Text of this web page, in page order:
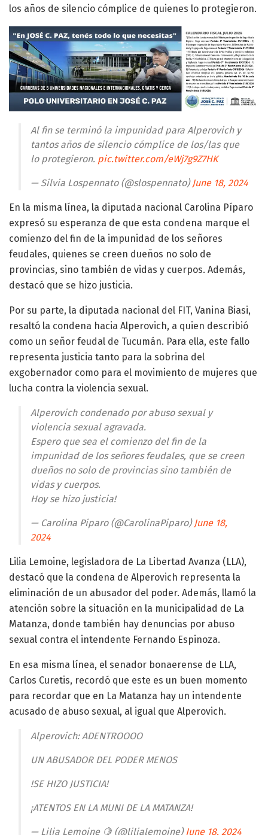
los años de silencio cómplice de quienes lo protegieron.
Al fin se terminó la impunidad para Alperovich y
tantos años de silencio cómplice de los/las que
lo protegieron. pic.twitter.com/eWj7g9Z7HK
— Silvia Lospennato (@slospennato)June 18, 2024
En la misma línea, la diputada nacional Carolina Píparo
expresó su esperanza de que esta condena marque el
comienzo del fin de la impunidad de los señores
feudales, quienes se creen dueños no solo de
provincias, sino también de vidas y cuerpos. Además,
destacó que se hizo justicia.
Por su parte, la diputada nacional del FIT, Vanina Biasi,
resaltó la condena hacia Alperovich, a quien describió
como un señor feudal de Tucumán. Para ella, este fallo
representa justicia tanto para la sobrina del
exgobernador como para el movimiento de mujeres que
lucha contra la violencia sexual.
Alperovich condenado por abuso sexual y
violencia sexual agravada.
Espero que sea el comienzo del fin de la
impunidad de los señores feudales, que se creen
dueños no solo de provincias sino también de
vidas y cuerpos.
Hoy se hizo justicia!
— Carolina Piparo (@CarolinaPiparo)June 18,
2024
Lilia Lemoine, legisladora de La Libertad Avanza (LLA),
destacó que la condena de Alperovich representa la
eliminación de un abusador del poder. Además, llamó la
atención sobre la situación en la municipalidad de La
Matanza, donde también hay denuncias por abuso
sexual contra el intendente Fernando Espinoza.
En esa misma línea, el senador bonaerense de LLA,
Carlos Curetis, recordó que este es un buen momento
para recordar que en La Matanza hay un intendente
acusado de abuso sexual, al igual que Alperovich.
Alperovich: ADENTROOOO
UN ABUSADOR DEL PODER MENOS
!SE HIZO JUSTICIA!
¡ATENTOS EN LA MUNI DE LA MATANZA!
— Lilia Lemoine 🍋 (@lilialemoine)June 18, 2024